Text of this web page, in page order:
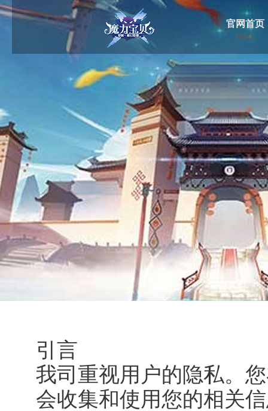
官网首页
HOME
引言
我司重视用户的隐私。
会收集和使用您的相关